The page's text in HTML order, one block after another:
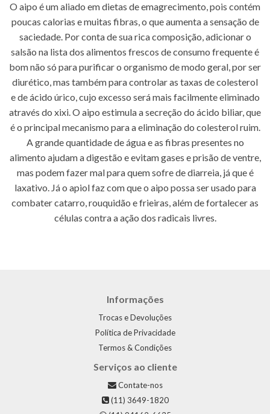
O aipo é um aliado em dietas de emagrecimento, pois contém
poucas calorias e muitas fibras, o que aumenta a sensação de
saciedade. Por conta de sua rica composição, adicionar o
salsão na lista dos alimentos frescos de consumo frequente é
bom não só para purificar o organismo de modo geral, por ser
diurético, mas também para controlar as taxas de colesterol
e de ácido úrico, cujo excesso será mais facilmente eliminado
através do xixi. O aipo estimula a secreção do ácido biliar, que
é o principal mecanismo para a eliminação do colesterol ruim.
A grande quantidade de água e as fibras presentes no
alimento ajudam a digestão e evitam gases e prisão de ventre,
mas podem fazer mal para quem sofre de diarreia, já que é
laxativo. Já o apiol faz com que o aipo possa ser usado para
combater catarro, rouquidão e frieiras, além de fortalecer as
células contra a ação dos radicais livres.
Informações
Trocas e Devoluções
Política de Privacidade
Termos & Condições
Serviços ao cliente
Contate-nos
(11) 3649-1820